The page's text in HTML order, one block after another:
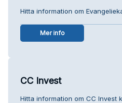
Hitta information om
Mer info
CC Invest
Hitta information om CC Invest